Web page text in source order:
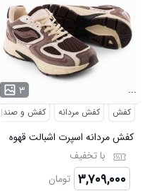
۳ ...
کفش کفش مردانه کفش و صندل
کفش مردانه اسپرت اشبالت قهوه
ای Saucony مدل 50786
با تخفیف
۳,۷۰۹,۰۰۰ تومان